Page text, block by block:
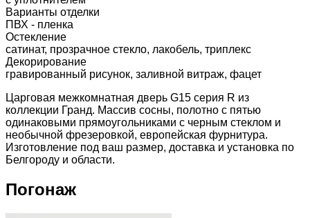
Варианты отделки
ПВХ - пленка
Остекление
сатинат, прозрачное стекло, лакобель, триплекс
Декорирование
гравированный рисунок, заливной витраж, фацет
Царговая межкомнатная дверь G15 серия R из
коллекции Гранд. Массив сосны, полотно с пятью
одинаковыми прямоугольниками с черным стеклом и
необычной фрезеровкой, европейская фурнитура.
Изготовление под ваш размер, доставка и установка по
Белгороду и области.
Погонаж